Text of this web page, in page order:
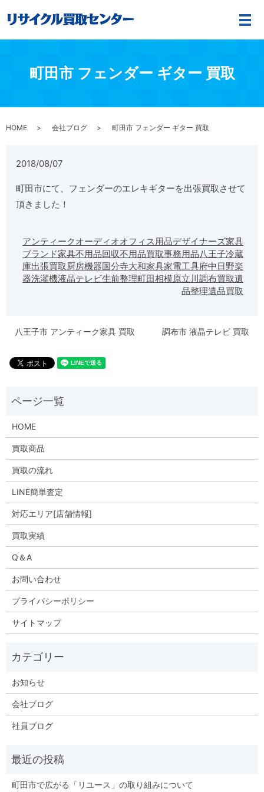
メ
町田市 フェンダー ギター 買取
HOME 会社ブログ 町田市 フェンダー ギター 買取
2018/08/07
町田市にて、フェンダーのエレキギターを出張買取させて
頂きました！
アンティークオーディオオフィス用品デザイナーズ家具
ブランド家具不用品回収不用品買取事務用品八王子冷蔵
庫出張買取 厨房機器国分寺大和家具家電工具府中 日野楽
器洗濯機液晶テレビ生前整理町田相模原立川調布買取遺
品整理遺品買取
八王子市 アンティーク家具 買取 調布市 液晶テレビ 買取
HOME
買取商品
買取の流れ
LINE簡単査定
対応エリア[店舗情報]
買取実績
Q＆A
お問い合わせ
プライバシーポリシー
サイトマップ
お知らせ
会社ブログ
社員ブログ
町田市で広がる「リユース」の取り組みについて